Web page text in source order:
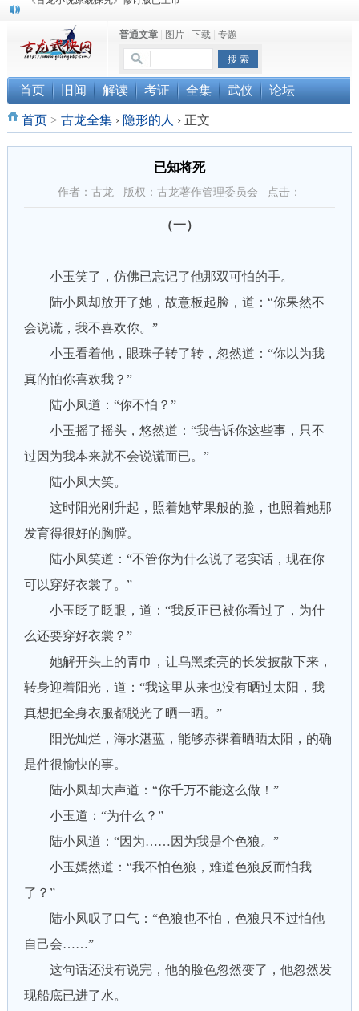
“武侠书库”查缺补漏活动圆满结束
《古龙小说原貌探究》修订版已上市
普通文章| 图片| 下载| 专题
首页 旧闻 解读 考证 全集 武侠 论坛
首页> 古龙全集 › 隐形的人 ›正文
已知将死
作者：古龙 版权：古龙著作管理委员会 点击：
（一）
小玉笑了，仿佛已忘记了他那双可怕的手。
陆小凤却放开了她，故意板起脸，道：“你果然不
会说谎，我不喜欢你。”
小玉看着他，眼珠子转了转，忽然道：“你以为我
真的怕你喜欢我？”
陆小凤道：“你不怕？”
小玉摇了摇头，悠然道：“我告诉你这些事，只不
过因为我本来就不会说谎而已。”
陆小凤大笑。
这时阳光刚升起，照着她苹果般的脸，也照着她那
发育得很好的胸膛。
陆小凤笑道：“不管你为什么说了老实话，现在你
可以穿好衣裳了。”
小玉眨了眨眼，道：“我反正已被你看过了，为什
么还要穿好衣裳？”
她解开头上的青巾，让乌黑柔亮的长发披散下来，
转身迎着阳光，道：“我这里从来也没有晒过太阳，我
真想把全身衣服都脱光了晒一晒。”
阳光灿烂，海水湛蓝，能够赤裸着晒晒太阳，的确
是件很愉快的事。
陆小凤却大声道：“你千万不能这么做！”
小玉道：“为什么？”
陆小凤道：“因为……因为我是个色狼。”
小玉嫣然道：“我不怕色狼，难道色狼反而怕我
了？”
陆小凤叹了口气：“色狼也不怕，色狼只不过怕他
自己会……”
这句话还没有说完，他的脸色忽然变了，他忽然发
现船底已进了水。